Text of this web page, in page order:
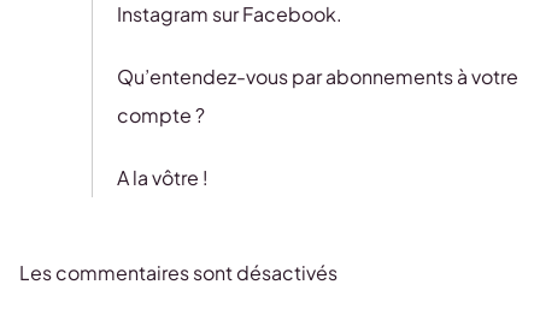
Instagram sur Facebook.
Qu’entendez-vous par abonnements à votre
compte ?
A la vôtre !
Les commentaires sont désactivés